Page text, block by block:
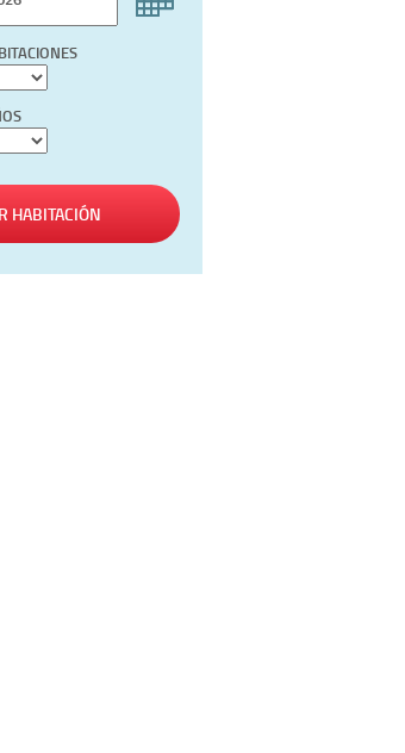
HABITACIÓN